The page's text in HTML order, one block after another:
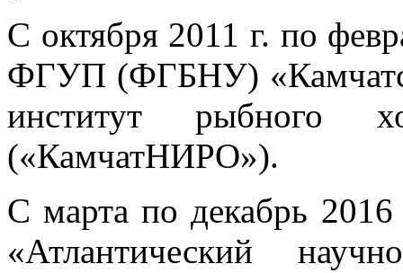
С октября 2011 г. по
ФГУП (ФГБНУ)
институт рыбного
(«КамчатНИРО»).
С марта по декабрь
«Атлантический